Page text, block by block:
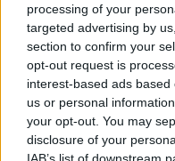
processing of your
targeted advertising by
section to confirm your
opt-out request is
interest-based ads
us or personal
your opt-out. You may
disclosure of your
IAB’s list of downstream